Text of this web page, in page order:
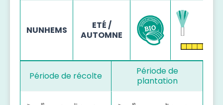
NUNHEMS
ETÉ /
AUTOMNE
Période de récolte
Période de
plantation